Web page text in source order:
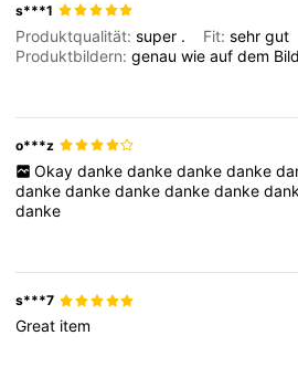
s***1
Produktqualität:super . Fit:sehrgut
Produktbildern:genauwieaufdem Bild
o***z
Okay danke danke danke danke
dankedankedankedankedanke
danke
s***7
Great item